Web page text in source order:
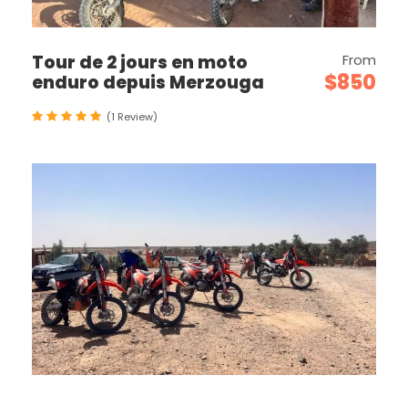
Tour de 2 jours en moto
enduro depuis Merzouga
From
$850
(1 Review)